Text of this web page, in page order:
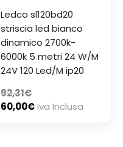
Ledco sl120bd20
striscia led bianco
dinamico 2700k-
6000k 5 metri 24 W/M
24V 120 Led/M ip20
92,31€
60,00€Iva Inclusa